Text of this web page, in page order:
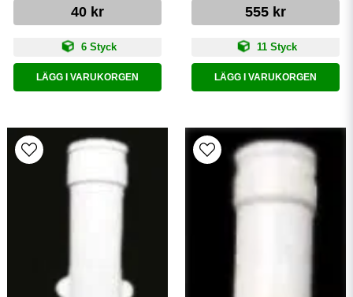
40 kr
6 Styck
LÄGG I VARUKORGEN
555 kr
11 Styck
LÄGG I VARUKORGEN